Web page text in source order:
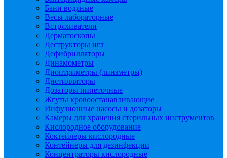
Бани водяные
Весы лабораторные
Встряхиватели
Дерматоскопы
Деструкторы игл
Дефибрилляторы
Динамометры
Диоптриметры (линзметры)
Дистилляторы
Дозаторы пипеточные
Жгуты кровоостанавливающие
Инфузионные насосы и дозаторы
Камеры для хранения стерильных инструментов
Кислородное оборудование
Коктейлеры кислородные
Контейнеры для дезинфекции
Концентраторы кислородные